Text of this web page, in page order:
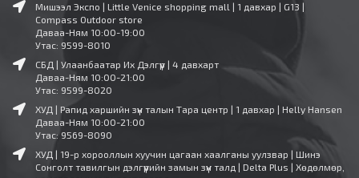
Мишээл Экспо | Little Venice shopping mall | 1 давхар | G13 |
Compass Outdoor store
Даваа-Ням 10:00-19:00
Утас: 9599-8010
СБД | Улаанбаатар Их Дэлгүүр | 4 давхарт
Даваа-Ням 10:00-21:00
Утас: 9599-8020
ХУД | Рапид харшийн зүүн талын Тара центр | 1 давхар | Helly Hansen
Даваа-Ням 10:00-21:00
Утас: 9569-8090
ХУД | 19-р хорооллын хуучин цагаан хаалганы уулзвар | Шинэ
Сонголт тавилгын дэлгүүрийн замын зүүн талд | Delta Plus | Хөдөлмөр,